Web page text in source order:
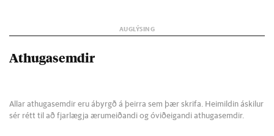
Athugasemdir
Allar athugasemdir eru ábyrgð á þeirra sem þær skrifa. Heimildin áskilur
sér rétt til að fjarlægja ærumeiðandi og óviðeigandi athugasemdir.